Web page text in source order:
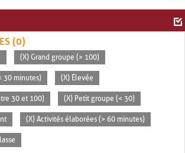
(0)
(X) Grand groupe (> 100)
30 minutes) (X) Élevée
30 et 100) (X) Petit groupe (< 30)
(X) Activités élaborées (> 60 minutes)